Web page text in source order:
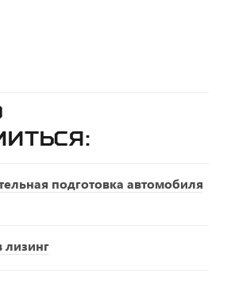
подготовка автомобиля
лизинг